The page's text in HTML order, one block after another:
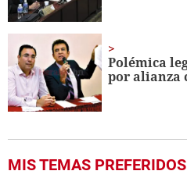
Polémica
por alianza
MIS TEMAS PREFERIDOS